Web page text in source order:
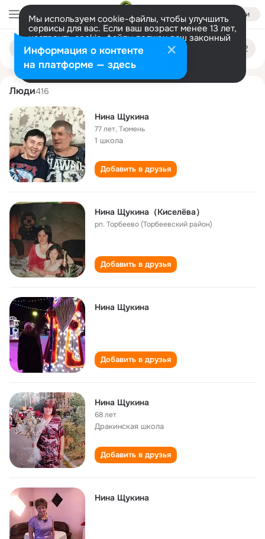
Войти
Мы используем cookie-файлы, чтобы улучшить
сервисы для вас. Если ваш возраст менее 13 лет,
настроить cookie-файлы должен ваш законный
представитель. Больше информации
Разрешить все Настроить
Поиск
людям
nina schukina
Люди416
Нина Щукина
77 лет,Тюмень
1 школа
Добавить в друзья
Нина Щукина（Киселёва）
рп. Торбеево (Торбеевский район)
Добавить в друзья
Нина Щукина
Добавить в друзья
Нина Щукина
68 лет
Дракинская школа
Добавить в друзья
Нина Щукина
Информация о контенте
на платформе — здесь